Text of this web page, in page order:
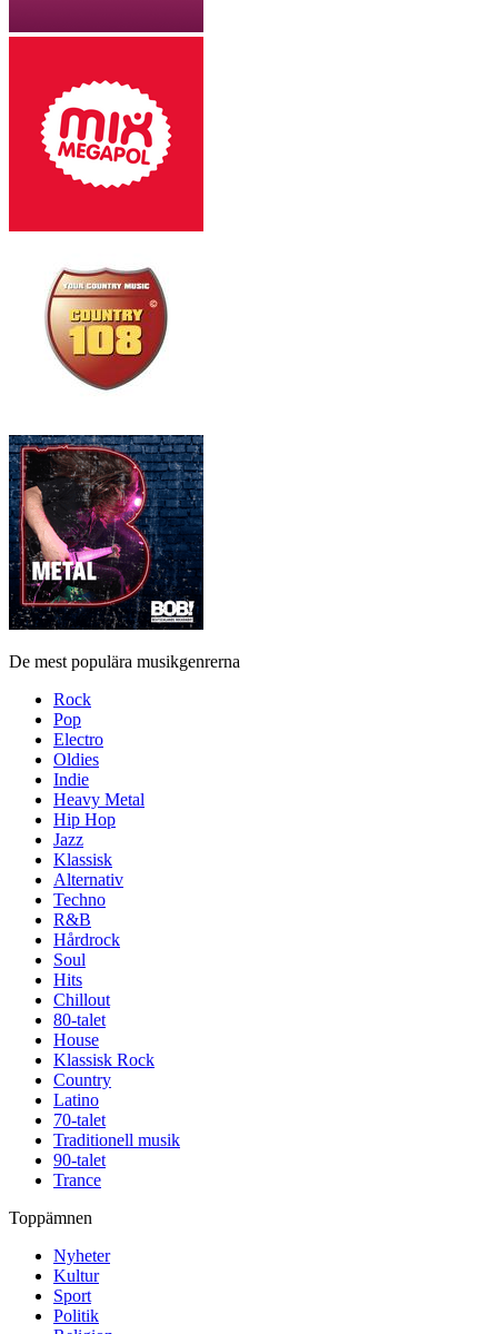
De mest populära musikgenrerna
Rock
Pop
Electro
Oldies
Indie
Heavy Metal
Hip Hop
Jazz
Klassisk
Alternativ
Techno
R&B
Hårdrock
Soul
Hits
Chillout
80-talet
House
Klassisk Rock
Country
Latino
70-talet
Traditionell musik
90-talet
Trance
Toppämnen
Nyheter
Kultur
Sport
Politik